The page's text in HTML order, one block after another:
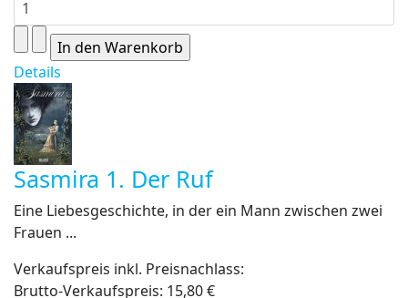
Details
Sasmira 1. Der Ruf
Eine Liebesgeschichte, in der ein Mann zwischen zwei
Frauen ...
Verkaufspreis inkl. Preisnachlass:
Brutto-Verkaufspreis: 15,80 €